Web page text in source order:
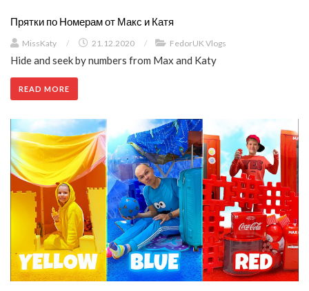
Прятки по Номерам от Макс и Катя
MissKaty / 21.12.2020 / FedorUK Vlogs
Hide and seek by numbers from Max and Katy
READ MORE